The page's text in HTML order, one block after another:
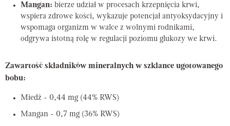
Mangan: bierze udział w procesach krzepnięcia krwi,
wspiera zdrowe kości, wykazuje potencjał antyoksydacyjny i
wspomaga organizm w walce z wolnymi rodnikami,
odgrywa istotną rolę w regulacji poziomu glukozy we krwi.
Zawartość składników mineralnych w szklance ugotowanego
bobu:
Miedź - 0,44 mg (44% RWS)
Mangan - 0,7 mg (36% RWS)